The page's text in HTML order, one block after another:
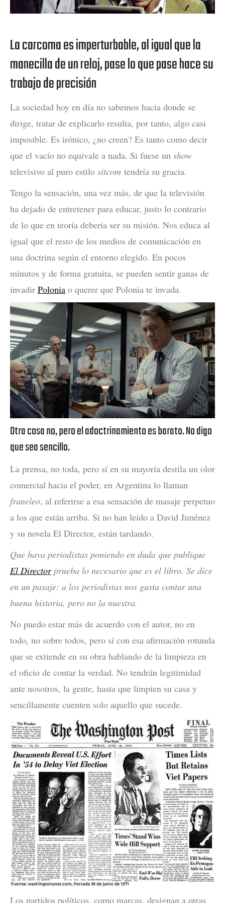
La carcoma es imperturbable, al igual que la
manecilla de un reloj, pase lo que pase hace su
trabajo de precisión
La sociedad hoy en día no sabemos hacia donde se
dirige, tratar de explicarlo resulta, por tanto, algo casi
imposible. Es irónico, ¿no creen? Es tanto como decir
que el vacío no equivale a nada. Si fuese un show
televisivo al puro estilo sitcom tendría su gracia.
Tengo la sensación, una vez más, de que la televisión
ha dejado de entretener para educar, justo lo contrario
de lo que en teoría debería ser su misión. Nos educa al
igual que el resto de los medios de comunicación en
una doctrina según el entorno elegido. En pocos
minutos y de forma gratuita, se pueden sentir ganas de
invadir Polonia o querer que Polonia te invada.
Otra cosa no, pero el adoctrinamiento es barato. No digo
que sea sencillo.
La prensa, no toda, pero sí en su mayoría destila un olor
comercial hacia el poder, en Argentina lo llaman
franeleo, al referirse a esa sensación de masaje perpetuo
a los que están arriba. Si no han leído a David Jiménez
y su novela El Director, están tardando.
Que haya periodistas poniendo en duda que publique
El Directorprueba lo necesario que es el libro. Se dice
en un pasaje: a los periodistas nos gusta contar una
buena historia, pero no la nuestra.
No puedo estar más de acuerdo con el autor, no en
todo, no sobre todos, pero sí con esa afirmación rotunda
que se extiende en su obra hablando de la limpieza en
el oficio de contar la verdad. No tendrán legitimidad
ante nosotros, la gente, hasta que limpien su casa y
sencillamente cuenten solo aquello que sucede.
Los partidos políticos, como marcas, designan a otras